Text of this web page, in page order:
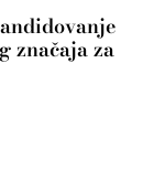
značaja za